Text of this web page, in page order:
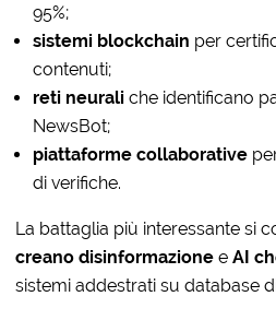
95%;
sistemi blockchain per
contenuti;
reti neurali che identificano
NewsBot;
piattaforme collaborative
di verifiche.
La battaglia più interessante si
creano disinformazione eAI
sistemi addestrati su database